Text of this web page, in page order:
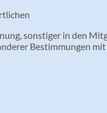
sonstiger in den
Bestimmungen mit